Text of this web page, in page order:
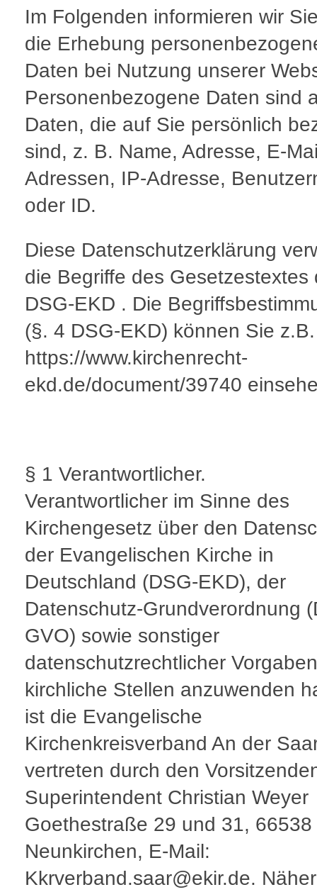
Im Folgenden informieren wir
die Erhebung
Daten bei Nutzung unserer
Personenbezogene Daten sind
Daten, die auf Sie persönlich
sind, z. B. Name, Adresse, E-
Adressen, IP-Adresse,
oder ID.
Diese Datenschutzerklärung
die Begriffe des Gesetzestextes
DSG-EKD . Die
(§. 4 DSG-EKD) können Sie
https://www.kirchenrecht-
ekd.de/document/39740
§ 1 Verantwortlicher.
Verantwortlicher im Sinne des
Kirchengesetz über den
der Evangelischen Kirche in
Deutschland (DSG-EKD), der
Datenschutz-Grundverordnung
GVO) sowie sonstiger
datenschutzrechtlicher
kirchliche Stellen anzuwenden
ist die Evangelische
Kirchenkreisverband An der
vertreten durch den
Superintendent Christian
Goethestraße 29 und 31, 66538
Neunkirchen, E-Mail:
Kkrverband.saar@ekir.de.